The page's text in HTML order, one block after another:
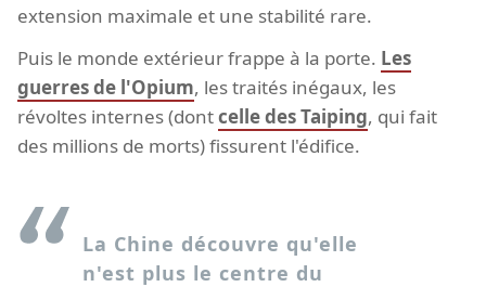
extension maximale et une stabilité rare.
Puis le monde extérieur frappe à la porte. Les
guerres de l'Opium, les traités inégaux, les
révoltes internes (dontcelle des Taiping, qui fait
des millions de morts) fissurent l'édifice.
La Chine découvre qu'elle
n'est plus le centre du